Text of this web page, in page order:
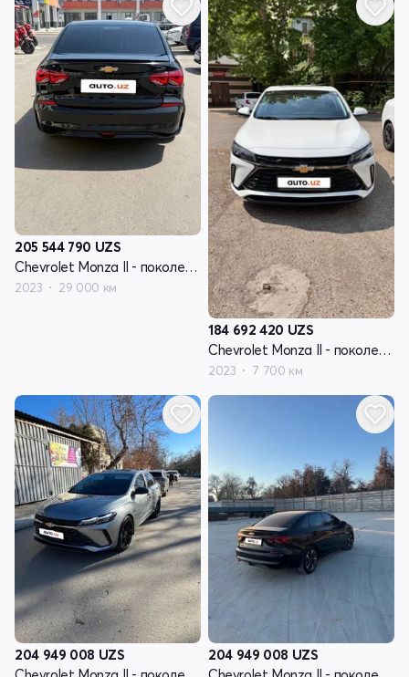
205 544 790 UZS
Chevrolet Monza II - поколение рестайлинг
2023 29 000 км
184 692 420 UZS
Chevrolet Monza II - поколение рестайлинг
2023 7 700 км
204 949 008 UZS
204 949 008 UZS